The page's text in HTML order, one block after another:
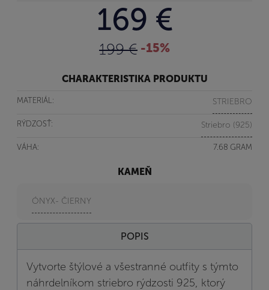
169 €
199 € -15%
CHARAKTERISTIKA PRODUKTU
MATERIÁL: STRIEBRO
RÝDZOSŤ: Striebro (925)
VÁHA: 7.68 GRAM
KAMEŇ
ÓNYX- ČIERNY
POPIS
Vytvorte štýlové a všestranné outfity s týmto
náhrdelníkom striebro rýdzosti 925, ktorý